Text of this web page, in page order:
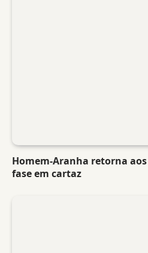
Homem-Aranha retorna
fase em cartaz